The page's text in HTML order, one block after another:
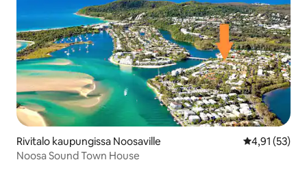
Rivitalo kaupungissa Noosaville
4,91 (53)
Noosa Sound Town House